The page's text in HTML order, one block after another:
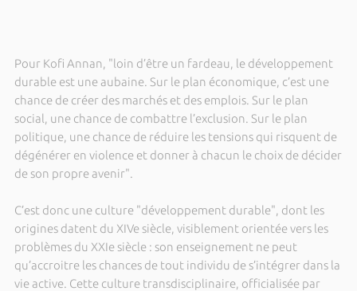
Pour Kofi Annan, "loin d’être un fardeau, le développement
durable est une aubaine. Sur le plan économique, c’est une
chance de créer des marchés et des emplois. Sur le plan
social, une chance de combattre l’exclusion. Sur le plan
politique, une chance de réduire les tensions qui risquent de
dégénérer en violence et donner à chacun le choix de décider
de son propre avenir".
C’est donc une culture "développement durable", dont les
origines datent du XIVe siècle, visiblement orientée vers les
problèmes du XXIe siècle : son enseignement ne peut
qu’accroitre les chances de tout individu de s’intégrer dans la
vie active. Cette culture transdisciplinaire, officialisée par